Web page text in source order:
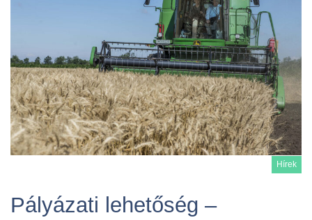
Hírek
Pályázati lehetőség –